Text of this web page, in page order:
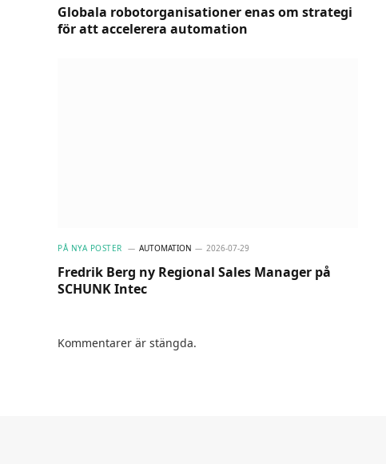
Globala robotorganisationer enas om strategi
för att accelerera automation
PÅ NYA POSTER AUTOMATION 2026-07-29
Fredrik Berg ny Regional Sales Manager på
SCHUNK Intec
Kommentarer är stängda.